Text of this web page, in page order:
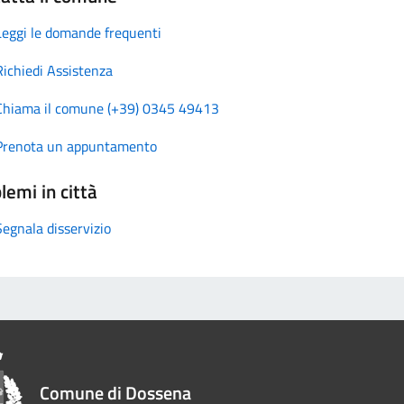
le domande frequenti
Assistenza
il comune (+39) 0345 49413
un appuntamento
in città
disservizio
Comune di Dossena